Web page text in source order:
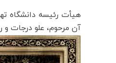
هیأت رئیسه دانشگاه
آن مرحوم، علو درجات